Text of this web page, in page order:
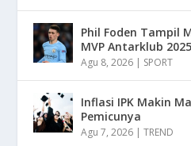
Phil Foden Tampil
MVP Antarklub 2025
Agu 8, 2026 | SPORT
Inflasi IPK Makin
Pemicunya
Agu 7, 2026 |TREND